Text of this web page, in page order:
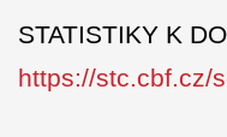
STATISTIKY K
https://stc.cbf.cz/